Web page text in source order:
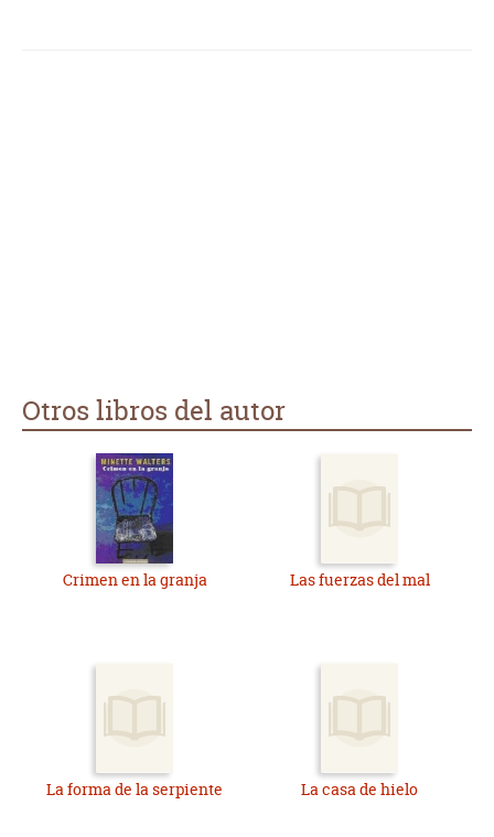
Otros libros del autor
Crimen en la granja Las fuerzas del mal
La forma de la serpiente La casa de hielo